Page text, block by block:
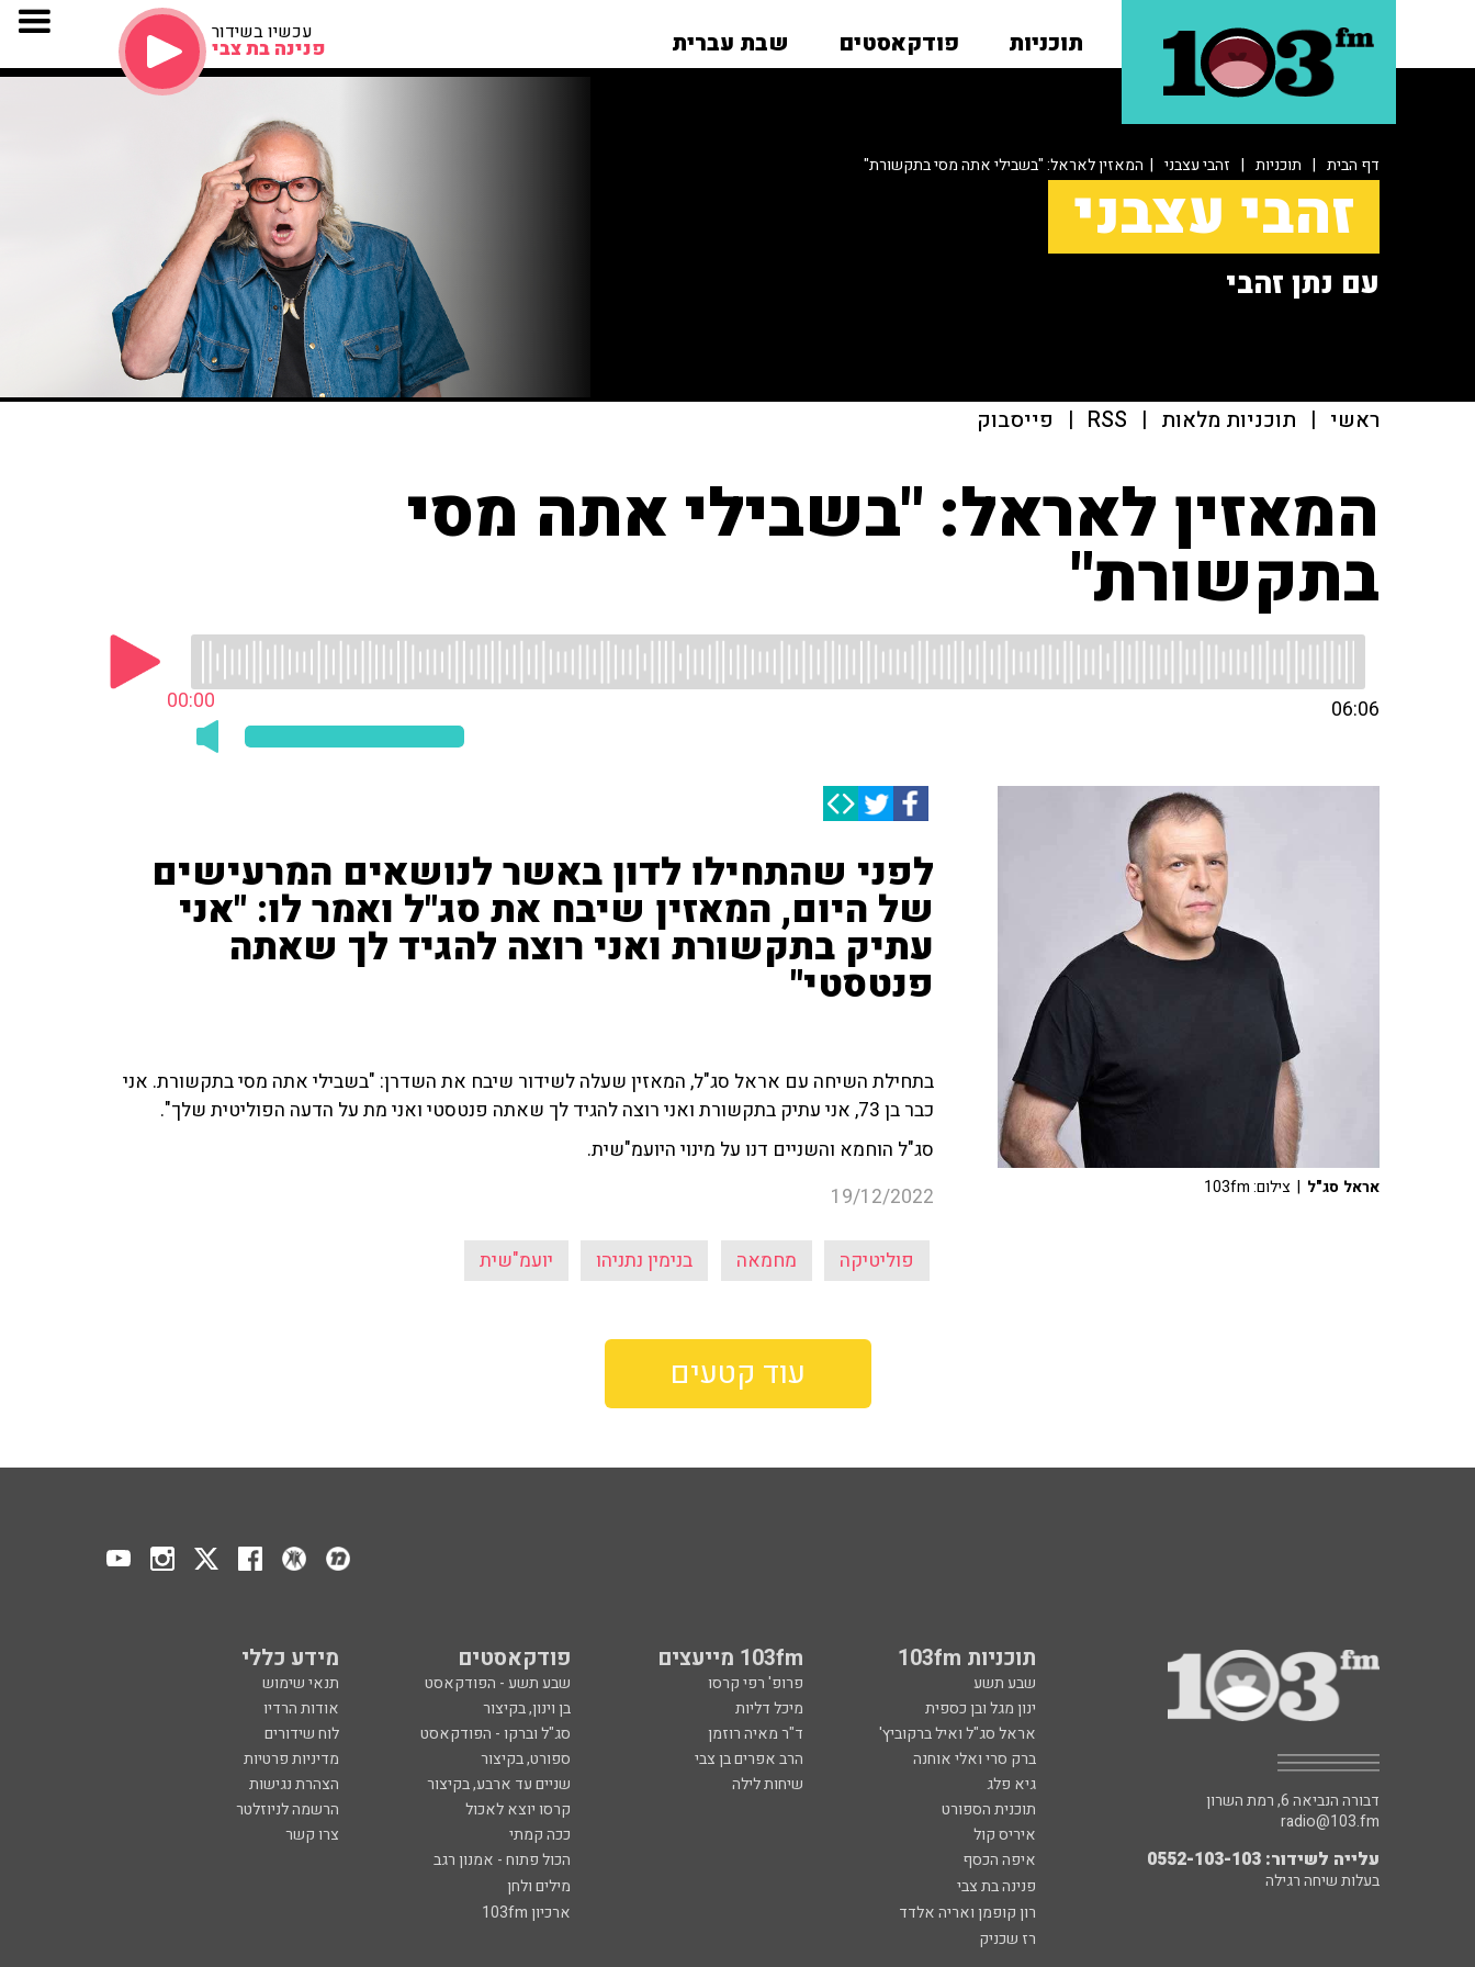
תוכניות פודקאסטים שבת עברית עכשיו בשידור
פנינה בת צבי
דף הבית | תוכניות | זהבי עצבני | המאזין לאראל: "בשבילי אתה מסי בתקשורת"
זהבי עצבני
עם נתן זהבי
ראשי | תוכניות מלאות |
RSS
| פייסבוק
המאזין לאראל: "בשבילי אתה מסי
בתקשורת"
00:00 06:06
לפני שהתחילו לדון באשר לנושאים המרעישים
של היום, המאזין שיבח את סג"ל ואמר לו: "אני
עתיק בתקשורת ואני רוצה להגיד לך שאתה
פנטסטי"
בתחילת השיחה עם אראל סג"ל, המאזין שעלה לשידור שיבח את השדרן: "בשבילי אתה מסי בתקשורת. אני
כבר בן 73, אני עתיק בתקשורת ואני רוצה להגיד לך שאתה פנטסטי ואני מת על הדעה הפוליטית שלך".
סג"ל הוחמא והשניים דנו על מינוי היועמ"שית.
19/12/2022
פוליטיקה מחמאה בנימין נתניהו יועמ"שית
אראל סג"ל | צילום: 103fm
עוד קטעים
תוכניות 103fm 103fm מייעצים פודקאסטים מידע כללי
שבע תשע פרופ' רפי קרסו שבע תשע - הפודקאסט
תנאי שימוש
ינון מגל ובן כספית
מיכל דליות בן וינון, בקיצור
אודות הרדיו
אראל סג"ל ואיל ברקוביץ'
ד"ר מאיה רוזמן סג"ל וברקו - הפודקאסט
לוח שידורים
ברק סרי ואלי אוחנה
הרב אפרים בן צבי ספורט, בקיצור
מדיניות פרטיות
גיא פלג
שיחות לילה שניים עד ארבע, בקיצור
הצהרת נגישות
תוכנית הספורט
קרסו יוצא לאכול
הרשמה לניוזלטר
איריס קול
ככה קמתי
צרו קשר
איפה הכסף
הכול פתוח - אמנון רגב
פנינה בת צבי
מילים ולחן
רון קופמן ואריה אלדד
ארכיון 103fm
רז שכניק
דבורה הנביאה 6, רמת השרון
radio@103.fm
עלייה לשידור: 0552-103-103
בעלות שיחה רגילה